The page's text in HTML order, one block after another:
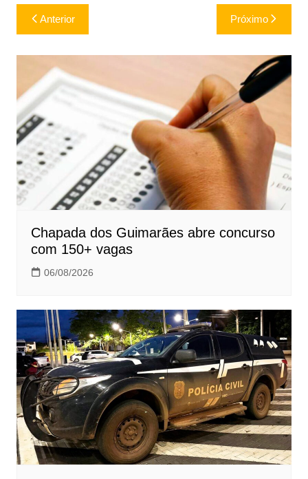
Navegação
de
Post
Anterior Próximo
Chapada dos Guimarães abre concurso
com 150+ vagas
06/08/2026